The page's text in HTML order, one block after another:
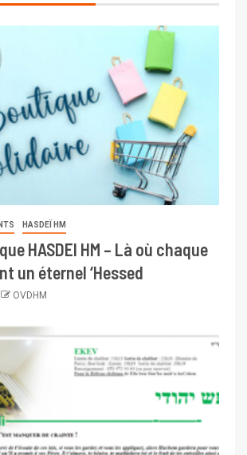
HASDEÏ HM
HASDEI HM – Là où chaque
un éternel ‘Hessed
OVDHM